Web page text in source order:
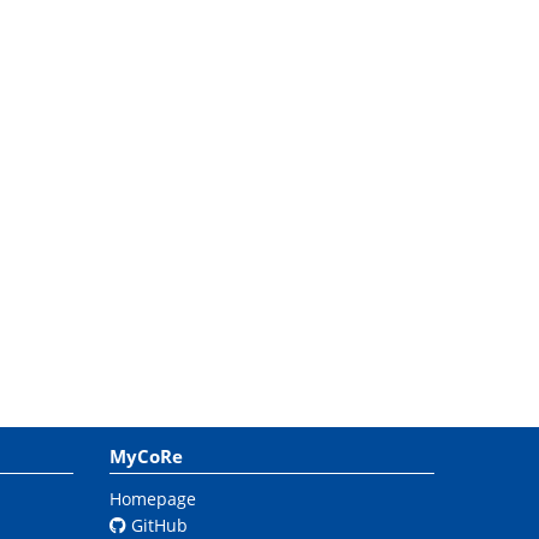
MyCoRe
Homepage
GitHub